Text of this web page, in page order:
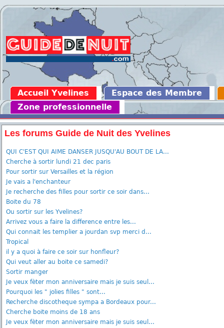
Accueil Yvelines
Espace des Membre
Zone professionnelle
Les forums Guide de Nuit des Yvelines
QUI C'EST QUI AIME DANSER JUSQU'AU BOUT DE LA...
Cherche à sortir lundi 21 dec paris
Pour sortir sur Versailles et la région
Je vais a l'enchanteur
Je recherche des filles pour sortir ce soir dans...
Boite du 78
Ou sortir sur les Yvelines?
Arrivez vous a faire la difference entre les...
Qui connait les templier a jourdan svp merci d...
Tropical
il y a quoi à faire ce soir sur honfleur?
Qui veut aller au boite ce samedi?
Sortir manger
Je veux fèter mon anniversaire mais je suis seul...
Pourquoi les " jolies filles " sont...
Recherche discotheque sympa a Bordeaux pour...
Cherche boite moins de 18 ans
Je veux fèter mon anniversaire mais je suis seul...